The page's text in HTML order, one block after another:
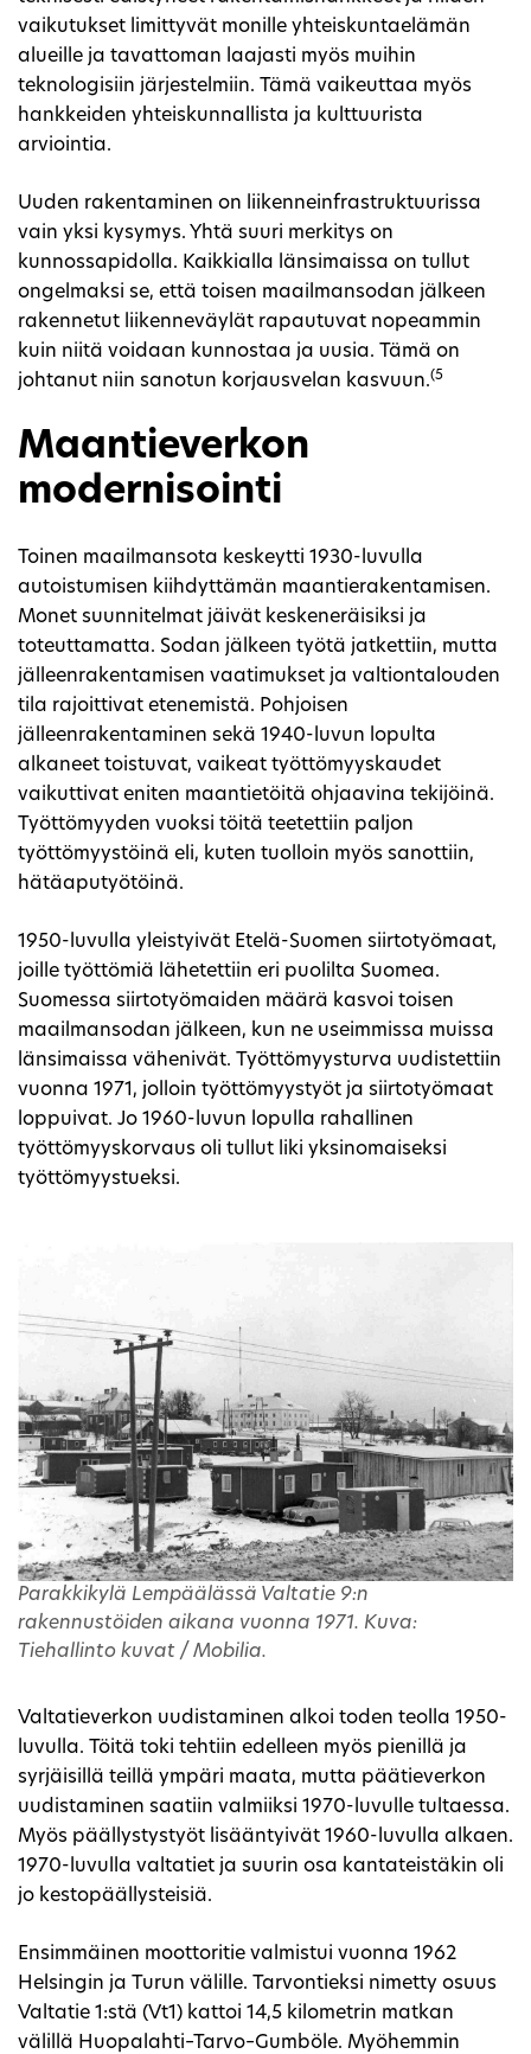
vaikutukset limittyvät monille yhteiskuntaelämän
alueille ja tavattoman laajasti myös muihin
teknologisiin järjestelmiin. Tämä vaikeuttaa myös
hankkeiden yhteiskunnallista ja kulttuurista
arviointia.
Uuden rakentaminen on liikenneinfrastruktuurissa
vain yksi kysymys. Yhtä suuri merkitys on
kunnossapidolla. Kaikkialla länsimaissa on tullut
ongelmaksi se, että toisen maailmansodan jälkeen
rakennetut liikenneväylät rapautuvat nopeammin
kuin niitä voidaan kunnostaa ja uusia. Tämä on
johtanut niin sanotun korjausvelan kasvuun.(5
Maantieverkon
modernisointi
Toinen maailmansota keskeytti 1930-luvulla
autoistumisen kiihdyttämän maantierakentamisen.
Monet suunnitelmat jäivät keskeneräisiksi ja
toteuttamatta. Sodan jälkeen työtä jatkettiin, mutta
jälleenrakentamisen vaatimukset ja valtiontalouden
tila rajoittivat etenemistä. Pohjoisen
jälleenrakentaminen sekä 1940-luvun lopulta
alkaneet toistuvat, vaikeat työttömyyskaudet
vaikuttivat eniten maantietöitä ohjaavina tekijöinä.
Työttömyyden vuoksi töitä teetettiin paljon
työttömyystöinä eli, kuten tuolloin myös sanottiin,
hätäaputyötöinä.
1950-luvulla yleistyivät Etelä-Suomen siirtotyömaat,
joille työttömiä lähetettiin eri puolilta Suomea.
Suomessa siirtotyömaiden määrä kasvoi toisen
maailmansodan jälkeen, kun ne useimmissa muissa
länsimaissa vähenivät. Työttömyysturva uudistettiin
vuonna 1971, jolloin työttömyystyöt ja siirtotyömaat
loppuivat. Jo 1960-luvun lopulla rahallinen
työttömyyskorvaus oli tullut liki yksinomaiseksi
työttömyystueksi.
Parakkikylä Lempäälässä Valtatie 9:n
rakennustöiden aikana vuonna 1971. Kuva:
Tiehallinto kuvat / Mobilia.
Valtatieverkon uudistaminen alkoi toden teolla 1950-
luvulla. Töitä toki tehtiin edelleen myös pienillä ja
syrjäisillä teillä ympäri maata, mutta päätieverkon
uudistaminen saatiin valmiiksi 1970-luvulle tultaessa.
Myös päällystystyöt lisääntyivät 1960-luvulla alkaen.
1970-luvulla valtatiet ja suurin osa kantateistäkin oli
jo kestopäällysteisiä.
Ensimmäinen moottoritie valmistui vuonna 1962
Helsingin ja Turun välille. Tarvontieksi nimetty osuus
Valtatie 1:stä (Vt1) kattoi 14,5 kilometrin matkan
välillä Huopalahti–Tarvo–Gumböle. Myöhemmin